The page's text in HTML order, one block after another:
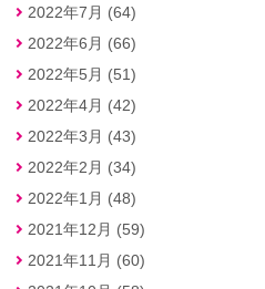
2022年7月 (64)
2022年6月 (66)
2022年5月 (51)
2022年4月 (42)
2022年3月 (43)
2022年2月 (34)
2022年1月 (48)
2021年12月 (59)
2021年11月 (60)